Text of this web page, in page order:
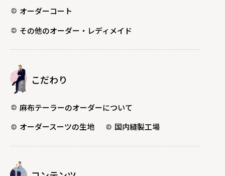
オーダーコート
その他のオーダー・レディメイド
こだわり
麻布テーラーのオーダーについて
オーダースーツの生地
国内縫製工場